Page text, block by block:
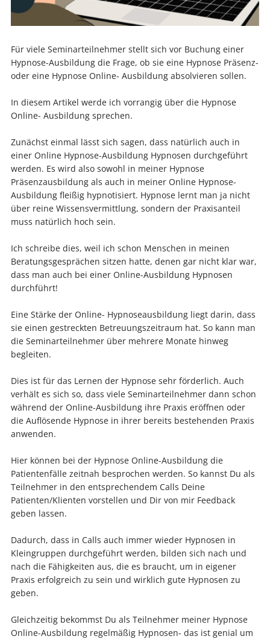
Für viele Seminarteilnehmer stellt sich vor Buchung einer
Hypnose-Ausbildung die Frage, ob sie eine Hypnose Präsenz-
oder eine Hypnose Online- Ausbildung absolvieren sollen.
In diesem Artikel werde ich vorrangig über die Hypnose
Online- Ausbildung sprechen.
Zunächst einmal lässt sich sagen, dass natürlich auch in
einer Online Hypnose-Ausbildung Hypnosen durchgeführt
werden. Es wird also sowohl in meiner Hypnose
Präsenzausbildung als auch in meiner Online Hypnose-
Ausbildung fleißig hypnotisiert. Hypnose lernt man ja nicht
über reine Wissensvermittlung, sondern der Praxisanteil
muss natürlich hoch sein.
Ich schreibe dies, weil ich schon Menschen in meinen
Beratungsgesprächen sitzen hatte, denen gar nicht klar war,
dass man auch bei einer Online-Ausbildung Hypnosen
durchführt!
Eine Stärke der Online- Hypnoseausbildung liegt darin, dass
sie einen gestreckten Betreuungszeitraum hat. So kann man
die Seminarteilnehmer über mehrere Monate hinweg
begleiten.
Dies ist für das Lernen der Hypnose sehr förderlich. Auch
verhält es sich so, dass viele Seminarteilnehmer dann schon
während der Online-Ausbildung ihre Praxis eröffnen oder
die Auflösende Hypnose in ihrer bereits bestehenden Praxis
anwenden.
Hier können bei der Hypnose Online-Ausbildung die
Patientenfälle zeitnah besprochen werden. So kannst Du als
Teilnehmer in den entsprechendem Calls Deine
Patienten/Klienten vorstellen und Dir von mir Feedback
geben lassen.
Dadurch, dass in Calls auch immer wieder Hypnosen in
Kleingruppen durchgeführt werden, bilden sich nach und
nach die Fähigkeiten aus, die es braucht, um in eigener
Praxis erfolgreich zu sein und wirklich gute Hypnosen zu
geben.
Gleichzeitig bekommst Du als Teilnehmer meiner Hypnose
Online-Ausbildung regelmäßig Hypnosen- das ist genial um